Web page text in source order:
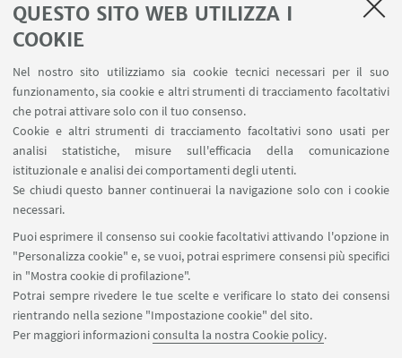
QUESTO SITO WEB UTILIZZA I
COOKIE
Nel nostro sito utilizziamo sia cookie tecnici necessari per il suo
funzionamento, sia cookie e altri strumenti di tracciamento facoltativi
che potrai attivare solo con il tuo consenso.
Cookie e altri strumenti di tracciamento facoltativi sono usati per
analisi statistiche, misure sull'efficacia della comunicazione
istituzionale e analisi dei comportamenti degli utenti.
Se chiudi questo banner continuerai la navigazione solo con i cookie
necessari.
Puoi esprimere il consenso sui cookie facoltativi attivando l'opzione in
"Personalizza cookie" e, se vuoi, potrai esprimere consensi più specifici
in "Mostra cookie di profilazione".
Potrai sempre rivedere le tue scelte e verificare lo stato dei consensi
rientrando nella sezione "Impostazione cookie" del sito.
Per maggiori informazioniconsulta la nostra Cookie policy.
LINK UTILI
Area riservata
Area DIT
SEGUI IL DIPARTIMENTO SU:
SEGUI UNIBO SU:
APP: